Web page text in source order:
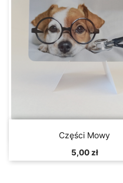
Szybki podgląd
Części Mowy
5,00 zł